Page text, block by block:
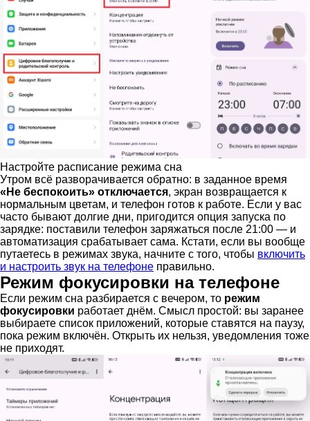
Настройте расписание режима сна
Утром всё разворачивается обратно: в заданное время
«Не беспокоить» отключается, экран возвращается к
нормальным цветам, и телефон готов к работе. Если у вас
часто бывают долгие дни, пригодится опция запуска по
зарядке: поставили телефон заряжаться после 21:00 — и
автоматизация срабатывает сама. Кстати, если вы вообще
путаетесь в режимах звука, начните с того, чтобы включить
и настроить звук на телефоне правильно.
Режим фокусировки на телефоне
Если режим сна разбирается с вечером, то режим
фокусировки работает днём. Смысл простой: вы заранее
выбираете список приложений, которые ставятся на паузу,
пока режим включён. Открыть их нельзя, уведомления тоже
не приходят.